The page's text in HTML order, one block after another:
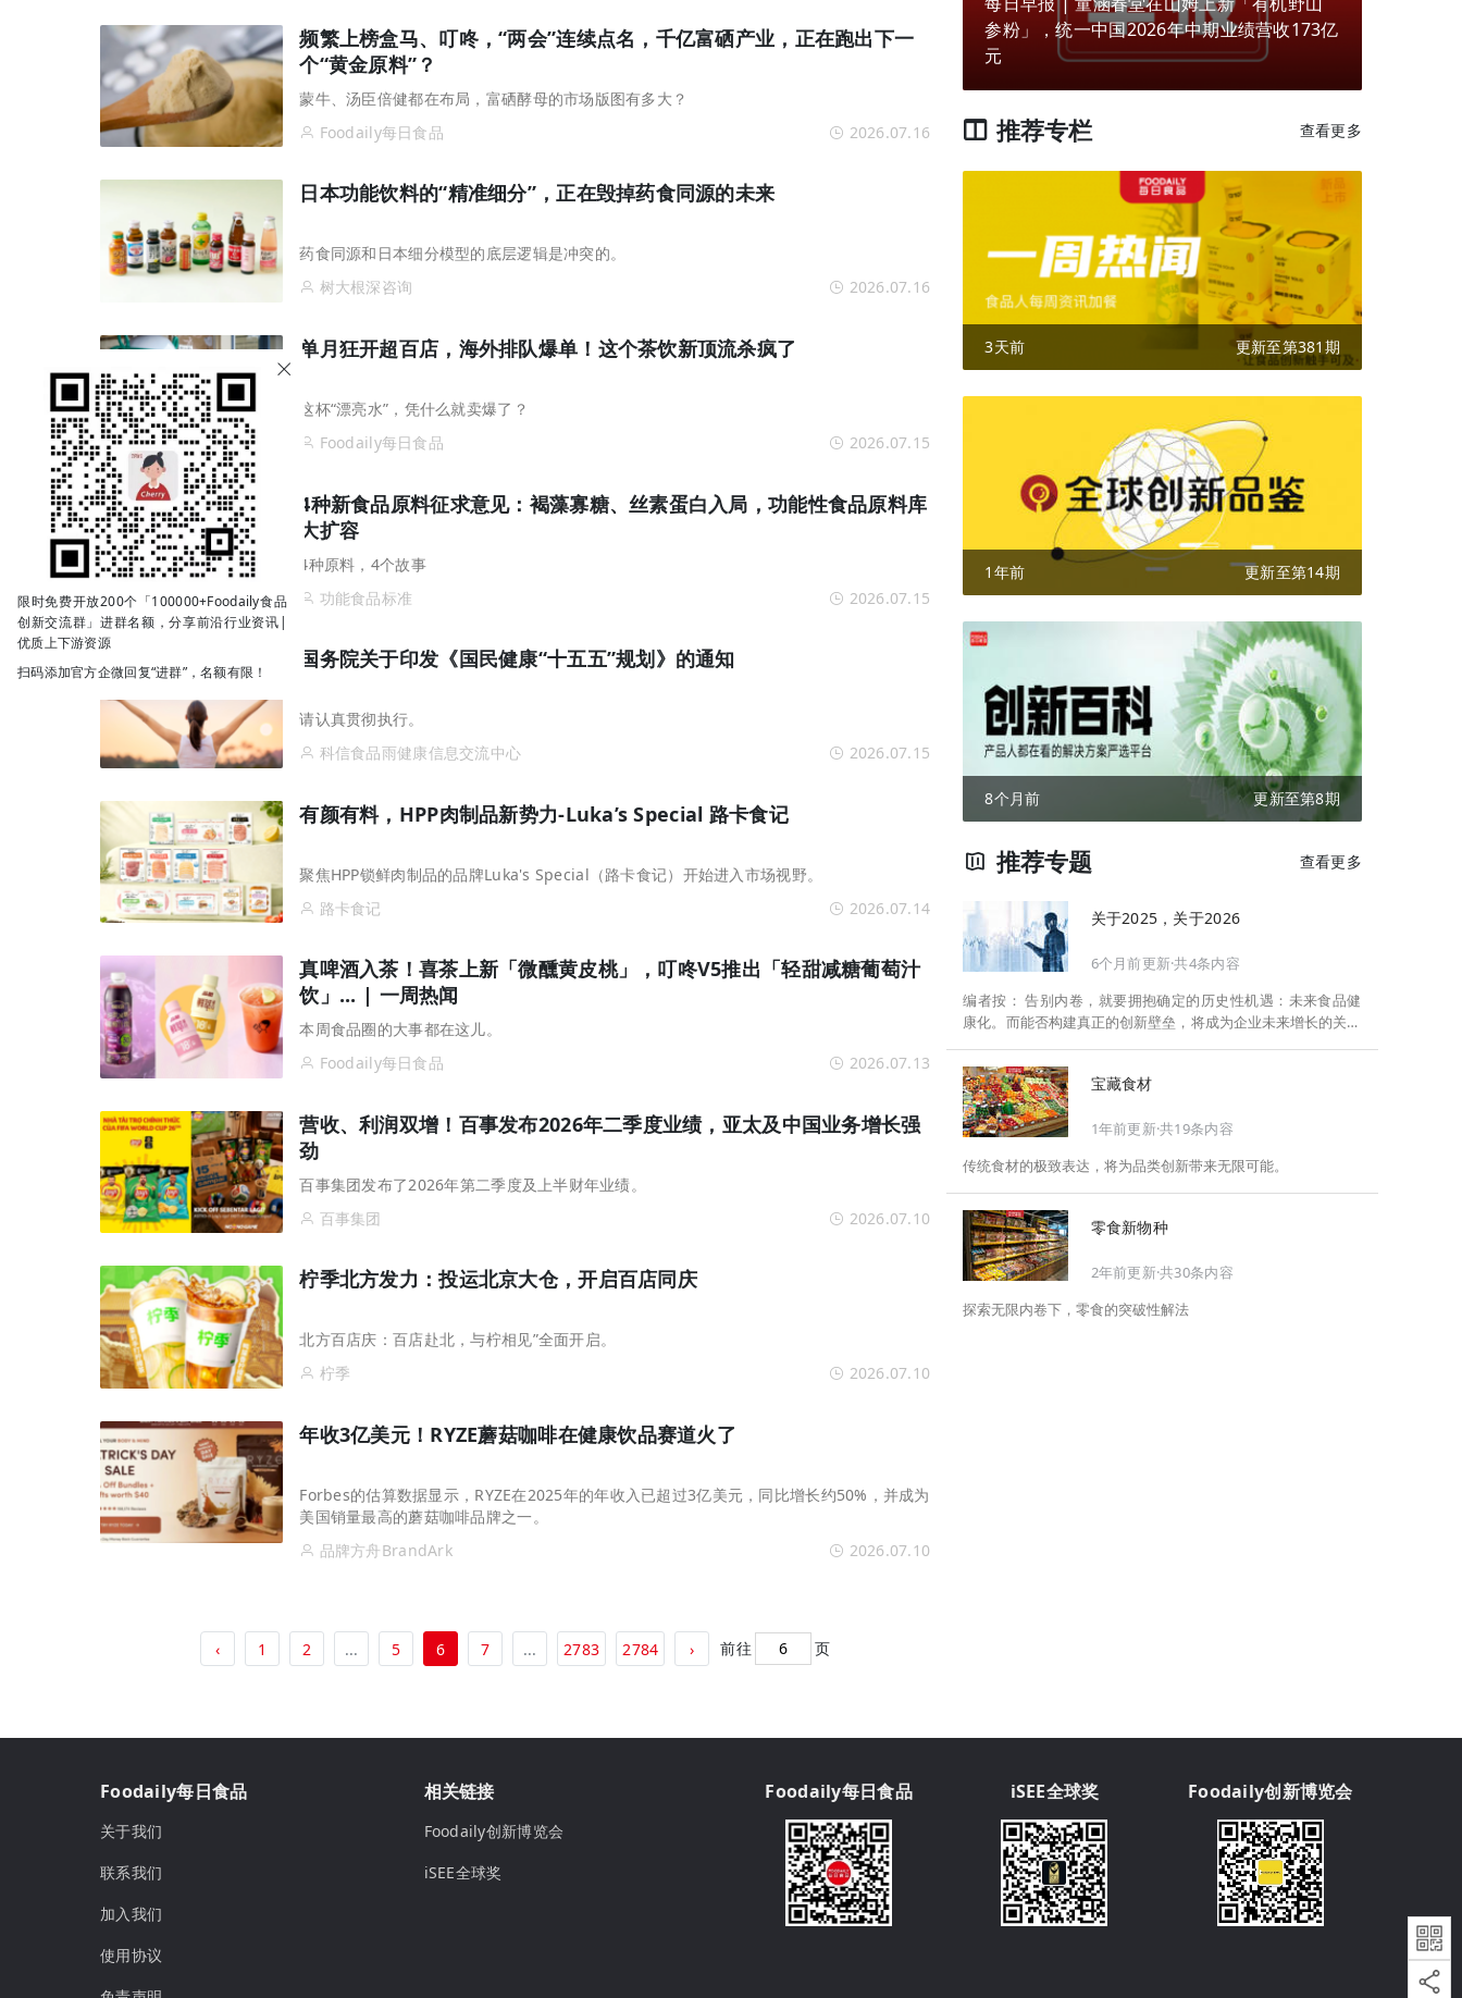
限时免费开放200个「100000+Foodaily食品
创新交流群」进群名额，分享前沿行业资讯|
优质上下游资源
扫码添加官方企微回复“进群”，名额有限！
频繁上榜盒马、叮咚，“两会”连续点名，千亿富硒产业，正在跑出下一
个“黄金原料”？
蒙牛、汤臣倍健都在布局，富硒酵母的市场版图有多大？
Foodaily每日食品
2026.07.16
日本功能饮料的“精准细分”，正在毁掉药食同源的未来
药食同源和日本细分模型的底层逻辑是冲突的。
树大根深咨询
2026.07.16
单月狂开超百店，海外排队爆单！这个茶饮新顶流杀疯了
这杯“漂亮水”，凭什么就卖爆了？
Foodaily每日食品
2026.07.15
4种新食品原料征求意见：褐藻寡糖、丝素蛋白入局，功能性食品原料库
大扩容
4种原料，4个故事
功能食品标准
2026.07.15
国务院关于印发《国民健康“十五五”规划》的通知
请认真贯彻执行。
科信食品雨健康信息交流中心
2026.07.15
有颜有料，HPP肉制品新势力-Luka’s Special 路卡食记
聚焦HPP锁鲜肉制品的品牌Luka's Special（路卡食记）开始进入市场视野。
路卡食记
2026.07.14
真啤酒入茶！喜茶上新「微醺黄皮桃」，叮咚V5推出「轻甜减糖葡萄汁
饮」... | 一周热闻
本周食品圈的大事都在这儿。
Foodaily每日食品
2026.07.13
营收、利润双增！百事发布2026年二季度业绩，亚太及中国业务增长强
劲
百事集团发布了2026年第二季度及上半财年业绩。
百事集团
2026.07.10
柠季北方发力：投运北京大仓，开启百店同庆
北方百店庆：百店赴北，与柠相见”全面开启。
柠季
2026.07.10
年收3亿美元！RYZE蘑菇咖啡在健康饮品赛道火了
Forbes的估算数据显示，RYZE在2025年的年收入已超过3亿美元，同比增长约50%，并成为
美国销量最高的蘑菇咖啡品牌之一。
品牌方舟BrandArk
2026.07.10
‹ 1 2 ... 5 6 7 ... 2783 2784 › 前往 页
参粉」，统一中国2026年中期业绩营收173亿
元
推荐专栏 查看更多
3天前 更新至第381期
1年前 更新至第14期
8个月前 更新至第8期
推荐专题 查看更多
关于2025，关于2026
6个月前更新·共4条内容
编者按： 告别内卷，就要拥抱确定的历史性机遇：未来食品健
康化。而能否构建真正的创新壁垒，将成为企业未来增长的关键
《关于2025，关于2026》，将以“创新产品”透视“未来机会”，以
全球视野探寻中国机遇、增长解法，拆解年度标杆的增长逻辑与
谋篇布局，深挖“药食同源”“低GI”“老龄营养”“清洁标签”等热门赛
道的爆品基因，从趋势预判、品类创新、未来增长机会、企业战
南。
宝藏食材
1年前更新·共19条内容
传统食材的极致表达，将为品类创新带来无限可能。
零食新物种
2年前更新·共30条内容
探索无限内卷下，零食的突破性解法
Foodaily每日食品
关于我们
联系我们
加入我们
使用协议
相关链接
Foodaily创新博览会
iSEE全球奖
Foodaily每日食品 iSEE全球奖 Foodaily创新博览会